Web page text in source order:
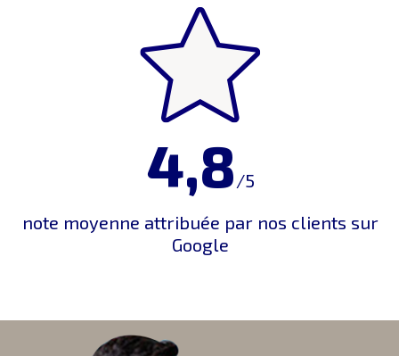
4,8/5
note moyenne attribuée par nos clients sur
Google